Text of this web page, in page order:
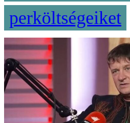
perköltségeiket